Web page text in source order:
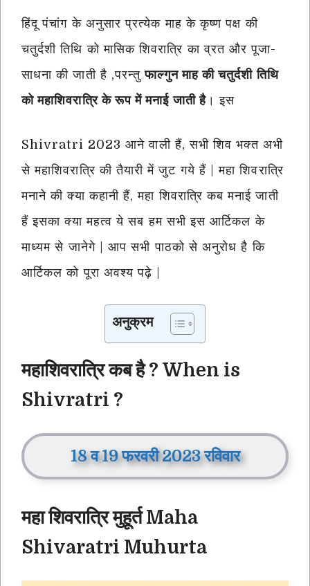
हिंदू पंचांग के अनुसार प्रत्येक माह के कृष्ण पक्ष की
चतुर्दशी तिथि को मासिक शिवरात्रि का व्रत और पूजा-
साधना की जाती है ,परन्तुफाल्गुन माह की चतुर्दशी तिथि
को महाशिवरात्रि के रूप में मनाई जाती है। इस
Shivratri 2023 आने वाली हैं, सभी शिव भक्त अभी
से महाशिवरात्रि की तैयारी में जुट गये हैं | महा शिवरात्रि
मनाने की क्या कहानी हैं, महा शिवरात्रि कब मनाई जाती
हैं इसका क्या महत्व ये सब हम सभी इस आर्टिकल के
माध्यम से जानेगे | आप सभी पाठको से अनुरोध है कि
आर्टिकल को पूरा अवश्य पढ़े |
अनुक्रम
महाशिवरात्रि कब है ? When is
Shivratri ?
18 व 19 फरवरी 2023 रविवार
महा शिवरात्रि मुहूर्तMaha
Shivaratri Muhurta